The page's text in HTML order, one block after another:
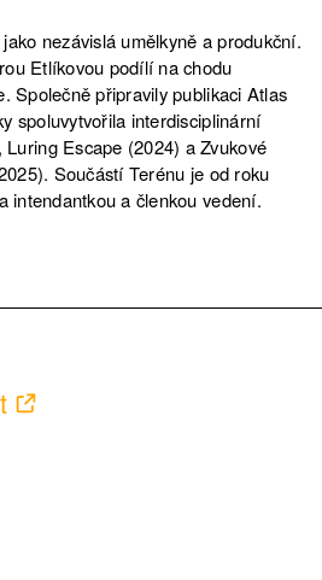
nezávislá umělkyně a produkční.
Etlíkovou podílí na chodu
Společně připravily publikaci Atlas
spoluvytvořila interdisciplinární
Escape (2024) a Zvukové
Součástí Terénu je od roku
intendantkou a členkou vedení.